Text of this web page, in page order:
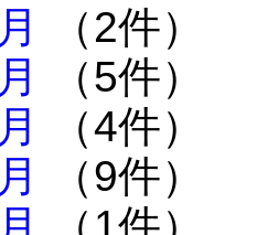
（2件）
（5件）
（4件）
（9件）
（1件）